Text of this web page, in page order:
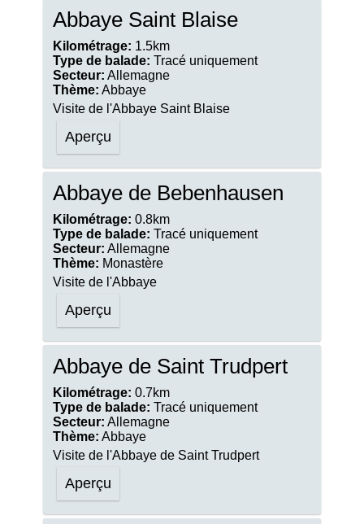
Abbaye Saint Blaise
Kilométrage: 1.5km
Type de balade: Tracé uniquement
Secteur: Allemagne
Thème: Abbaye
Visite de l'Abbaye Saint Blaise
Aperçu
Abbaye de Bebenhausen
Kilométrage: 0.8km
Type de balade: Tracé uniquement
Secteur: Allemagne
Thème: Monastère
Visite de l'Abbaye
Aperçu
Abbaye de Saint Trudpert
Kilométrage: 0.7km
Type de balade: Tracé uniquement
Secteur: Allemagne
Thème: Abbaye
Visite de l'Abbaye de Saint Trudpert
Aperçu